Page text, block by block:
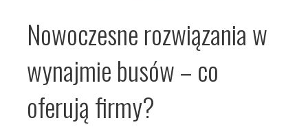
Nowoczesne rozwiązania w
wynajmie busów – co
oferują firmy?